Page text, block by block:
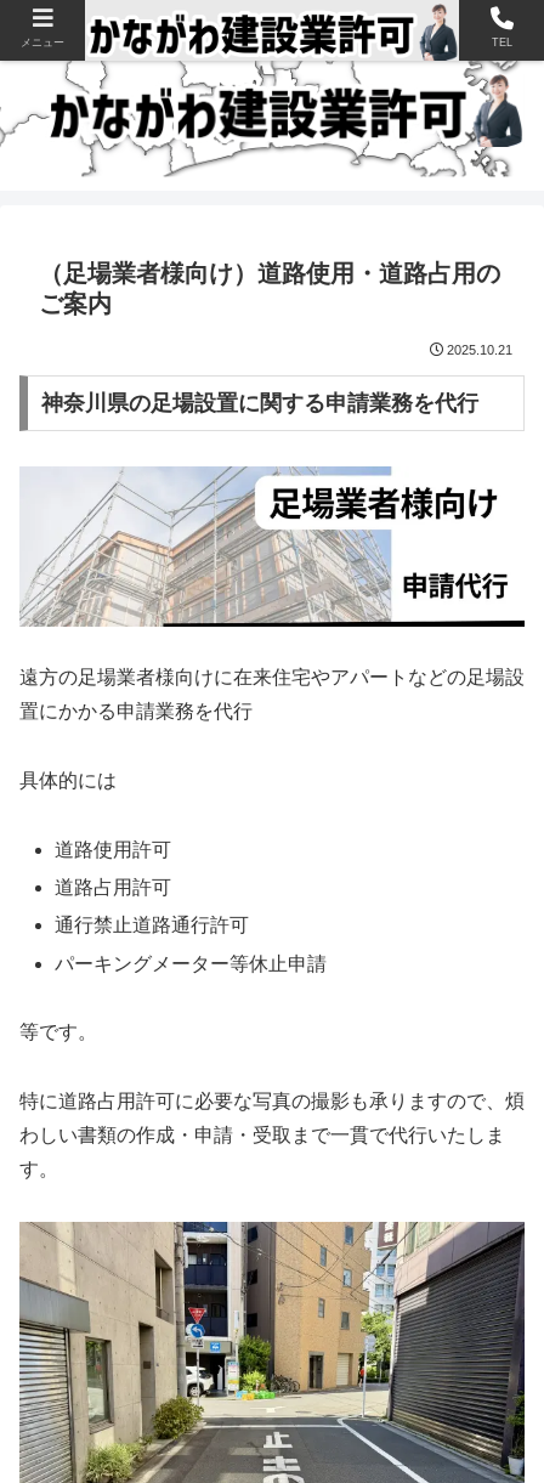
神奈川県の建設業許可申請・取得を支援【新規・更新・経審】
（足場業者様向け）道路使用・道路占用の
ご案内
2025.10.21
神奈川県の足場設置に関する申請業務を代行
遠方の足場業者様向けに在来住宅やアパートなどの足場設
置にかかる申請業務を代行
具体的には
道路使用許可
道路占用許可
通行禁止道路通行許可
パーキングメーター等休止申請
等です。
特に道路占用許可に必要な写真の撮影も承りますので、煩
わしい書類の作成・申請・受取まで一貫で代行いたしま
す。
メニュー TEL